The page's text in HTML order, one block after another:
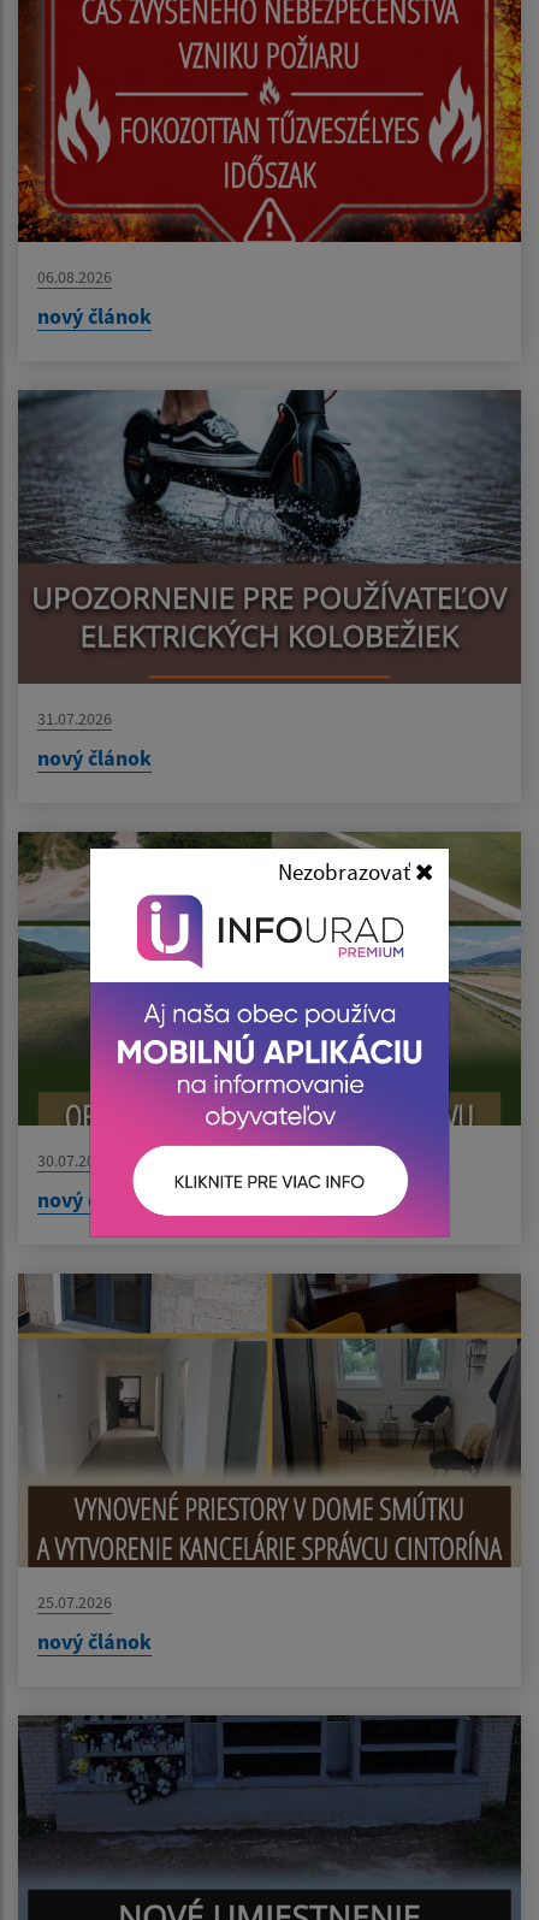
Nezobrazovať
06.08.2026
nový článok
31.07.2026
nový článok
30.07.2026
nový článok
25.07.2026
nový článok